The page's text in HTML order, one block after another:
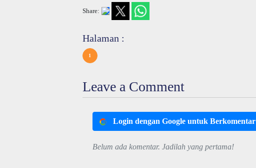
Share:
Halaman :
1
Leave a Comment
Login dengan Google untuk Berkomentar
Belum ada komentar. Jadilah yang pertama!